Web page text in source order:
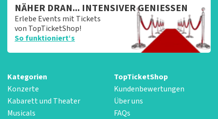
NÄHER DRAN... INTENSIVER GENIESSEN
Erlebe Events mit Tickets
von TopTicketShop!
So funktioniert‘s
Kategorien
Konzerte
Kabarett und Theater
Musicals
TopTicketShop
Kundenbewertungen
Über uns
FAQs